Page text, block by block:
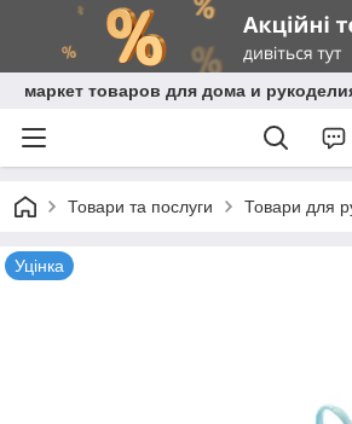
маркет товаров для дома и
Товари та послуги Товари для
Уцінка